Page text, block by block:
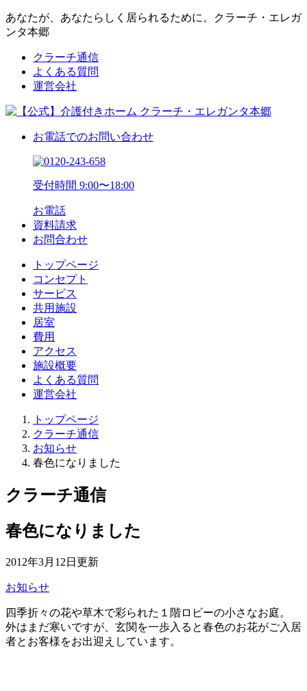
あなたが、あなたらしく居られるために。クラーチ・エレガ
ンタ本郷
クラーチ通信
よくある質問
運営会社
お電話でのお問い合わせ
受付時間 9:00〜18:00
お電話
資料請求
お問合わせ
トップページ
コンセプト
サービス
共用施設
居室
費用
アクセス
施設概要
よくある質問
運営会社
トップページ
クラーチ通信
お知らせ
春色になりました
クラーチ通信
春色になりました
2012年3月12日更新
お知らせ
四季折々の花や草木で彩られた１階ロビーの小さなお庭。
外はまだ寒いですが、玄関を一歩入ると春色のお花がご入居
者とお客様をお出迎えしています。